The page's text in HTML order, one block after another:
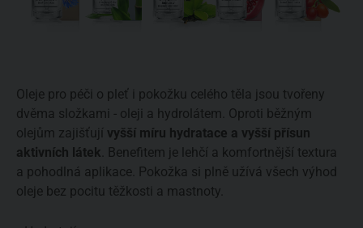
Oleje pro péči o pleť i pokožku celého těla jsou tvořeny
dvěma složkami - oleji a hydrolátem. Oproti běžným
olejům zajišťují vyšší míru hydratace a vyšší přísun
aktivních látek . Benefitem je lehčí a komfortnější textura
a pohodlná aplikace. Pokožka si plně užívá všech výhod
oleje bez pocitu těžkosti a mastnoty.